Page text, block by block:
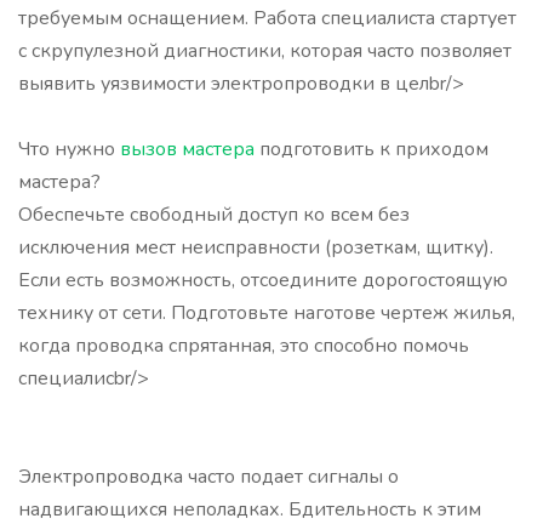
требуемым оснащением. Работа специалиста стартует
с скрупулезной диагностики, которая часто позволяет
выявить уязвимости электропроводки в целbr/>
Что нужно вызов мастера подготовить к приходом
мастера?
Обеспечьте свободный доступ ко всем без
исключения мест неисправности (розеткам, щитку).
Если есть возможность, отсоедините дорогостоящую
технику от сети. Подготовьте наготове чертеж жилья,
когда проводка спрятанная, это способно помочь
специалисbr/>
Электропроводка часто подает сигналы о
надвигающихся неполадках. Бдительность к этим